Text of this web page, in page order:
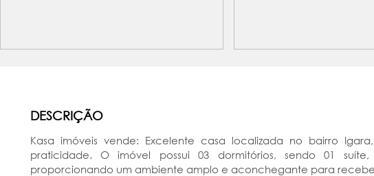
DESCRIÇÃO
Kasa imóveis vende: Excelente casa localizada no bairro
praticidade. O imóvel possui 03 dormitórios, sendo 01
proporcionando um ambiente amplo e aconchegante para